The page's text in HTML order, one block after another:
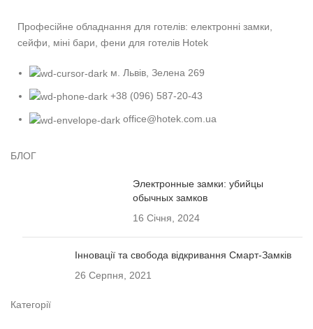
Професійне обладнання для готелів: електронні замки,
сейфи, міні бари, фени для готелів Hotek
м. Львів, Зелена 269
+38 (096) 587-20-43
office@hotek.com.ua
БЛОГ
Электронные замки: убийцы
обычных замков
16 Січня, 2024
Інновації та свобода відкривання Смарт-Замків
26 Серпня, 2021
Категорії